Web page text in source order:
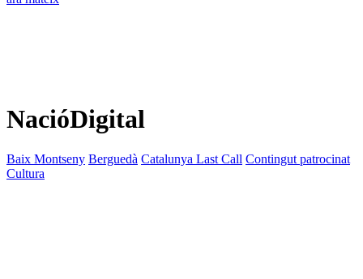
NacióDigital
Baix Montseny Berguedà Catalunya Last Call Contingut patrocinat
Cultura